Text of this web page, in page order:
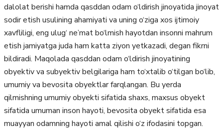
dalolat berishi hamda qasddan odam o‘ldirish jinoyatida jinoyat
sodir etish usulining ahamiyati va uning o‘ziga xos ijtimoiy
xavfliligi, eng ulug‘ ne’mat bo‘lmish hayotdan insonni mahrum
etish jamiyatga juda ham katta ziyon yetkazadi, degan fikrni
bildiradi. Maqolada qasddan odam o‘ldirish jinoyatining
obyektiv va subyektiv belgilariga ham to‘xtalib o‘tilgan bo‘lib,
umumiy va bevosita obyektlar farqlangan. Bu yerda
qilmishning umumiy obyekti sifatida shaxs, maxsus obyekt
sifatida umuman inson hayoti, bevosita obyekt sifatida esa
muayyan odamning hayoti amal qilishi o‘z ifodasini topgan.